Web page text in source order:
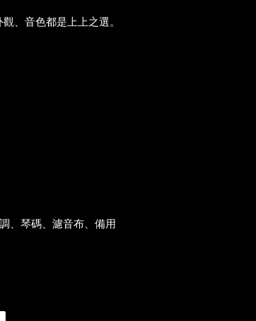
、音色都是上上之選。
、琴碼、濾音布、備用